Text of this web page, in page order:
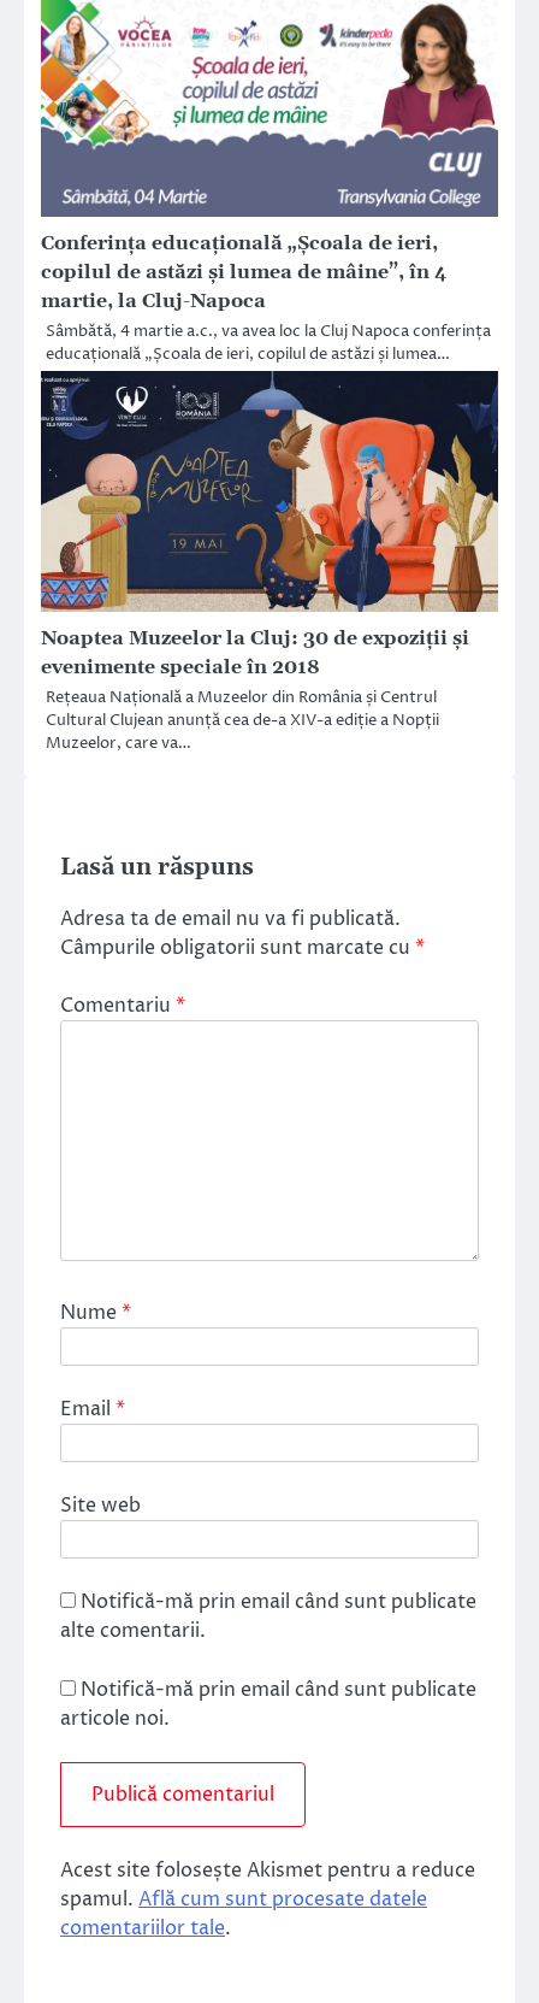
Conferința educațională „Școala de ieri,
copilul de astăzi și lumea de mâine”, în 4
martie, la Cluj-Napoca
Sâmbătă, 4 martie a.c., va avea loc la Cluj Napoca conferința
educațională „Școala de ieri, copilul de astăzi și lumea…
Noaptea Muzeelor la Cluj: 30 de expoziții și
evenimente speciale în 2018
Rețeaua Națională a Muzeelor din România și Centrul
Cultural Clujean anunță cea de-a XIV-a ediție a Nopții
Muzeelor, care va…
Lasă un răspuns
Adresa ta de email nu va fi publicată.
Câmpurile obligatorii sunt marcate cu *
Comentariu *
Nume*
Email *
Site web
Notifică-mă prin email când sunt publicate
alte comentarii.
Notifică-mă prin email când sunt publicate
articole noi.
Acest site folosește Akismet pentru a reduce
spamul. Află cum sunt procesate datele
comentariilor tale.